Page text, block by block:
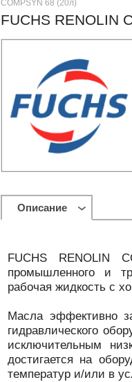
COMPSYN 68 (20л)
FUCHS RENOLIN
Описание
FUCHS RENOLIN
промышленного и
рабочая жидкость с
Масла эффективно
гидравлического
исключительным
достигается на
температур и/или в